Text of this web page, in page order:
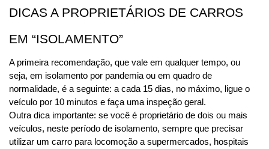
DICAS A PROPRIETÁRIOS DE CARROS
EM “ISOLAMENTO”
A primeira recomendação, que vale em qualquer tempo, ou
seja, em isolamento por pandemia ou em quadro de
normalidade, é a seguinte: a cada 15 dias, no máximo, ligue o
veículo por 10 minutos e faça uma inspeção geral.
Outra dica importante: se você é proprietário de dois ou mais
veículos, neste período de isolamento, sempre que precisar
utilizar um carro para locomoção a supermercados, hospitais